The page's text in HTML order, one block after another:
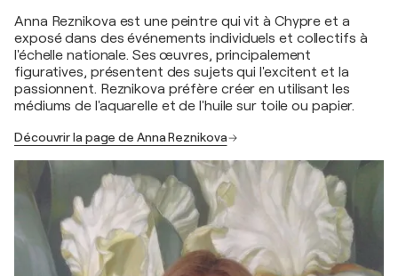
Anna Reznikova est une peintre qui vit à Chypre et a
exposé dans des événements individuels et collectifs à
l'échelle nationale. Ses œuvres, principalement
figuratives, présentent des sujets qui l'excitent et la
passionnent. Reznikova préfère créer en utilisant les
médiums de l'aquarelle et de l'huile sur toile ou papier.
Découvrir la page de Anna Reznikova